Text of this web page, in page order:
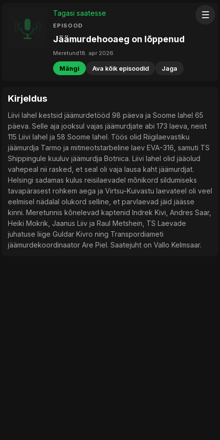
☰
Tagasi saatesse
EPISOOD
Jäämurdehooaeg on lõppenud
Meretund18. apr 2026
Mängi Ava kõik episoodid Jaga
Kirjeldus
Liivi lahel kestsid jäämurdetööd 98 päeva ja Soome lahel 65
päeva. Selle aja jooksul vajas jäämurdjate abi 173 laeva, neist
115 Liivi lahel ja 58 Soome lahel. Töös olid Riigilaevastiku
jäämurdja Tarmo ja mitmeotstarbeline laev EVA-316, samuti TS
Shippingule kuuluv jäämurdja Botnica. Liivi lahel olid jääolud
vahepeal nii rasked, et seal oli vaja lausa kaht jäämurdjat.
Helsingi sadamas kulus reisilaevadel mõnikord sildumiseks
tavapärasest rohkem aega ja Virtsu-Kuivastu laevateel oli veel
eelmisel nädalal olukord selline, et parvlaevad jäid jäässe
kinni. Meretunnis kõnelevad kaptenid Indrek Kivi, Andres Saar,
Heiki Mokrik, Jaanus Liiv ja Raul Metshein, TS Laevade
juhatuse liige Guldar Kivro ning Transpordiameti
jäämurdekoordinaator Are Piel. Saatejuht on Vallo Kelmsaar.